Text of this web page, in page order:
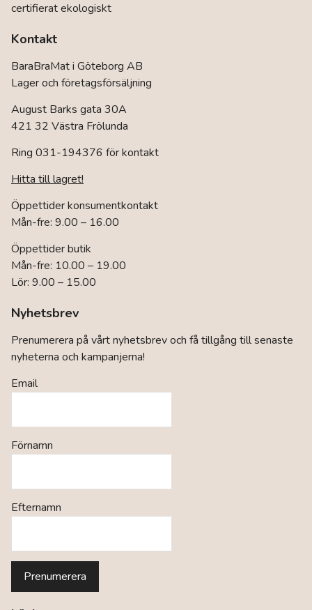
certifierat ekologiskt
Kontakt
BaraBraMat i Göteborg AB
Lager och företagsförsäljning
August Barks gata 30A
421 32 Västra Frölunda
Ring 031-194376 för kontakt
Hitta till lagret!
Öppettider konsumentkontakt
Mån-fre: 9.00 – 16.00
Öppettider butik
Mån-fre: 10.00 – 19.00
Lör: 9.00 – 15.00
Nyhetsbrev
Prenumerera på vårt nyhetsbrev och få tillgång till senaste
nyheterna och kampanjerna!
Email
Förnamn
Efternamn